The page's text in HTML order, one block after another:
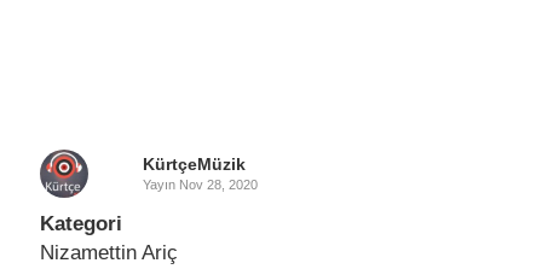
KürtçeMüzik
Yayın Nov 28, 2020
Kategori
Nizamettin Ariç